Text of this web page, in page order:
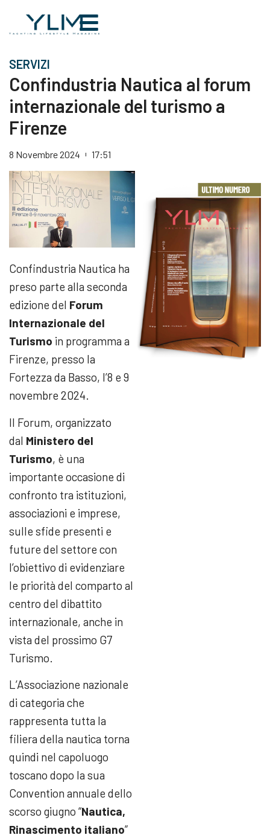
SERVIZI
Confindustria Nautica al forum
internazionale del turismo a
Firenze
8 Novembre 2024 17:51
Confindustria Nautica ha
preso parte alla seconda
edizione del Forum
Internazionale del
Turismo in programma a
Firenze, presso la
Fortezza da Basso, l’8 e 9
novembre 2024.
II Forum, organizzato
dal Ministero del
Turismo, è una
importante occasione di
confronto tra istituzioni,
associazioni e imprese,
sulle sfide presenti e
future del settore con
l’obiettivo di evidenziare
le priorità del comparto al
centro del dibattito
internazionale, anche in
vista del prossimo G7
Turismo.
L’Associazione nazionale
di categoria che
rappresenta tutta la
filiera della nautica torna
quindi nel capoluogo
toscano dopo la sua
Convention annuale dello
scorso giugno “Nautica,
Rinascimento italiano”